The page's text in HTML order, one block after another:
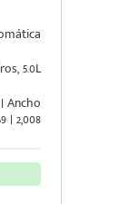
5.0L
Ancho
| 2,008